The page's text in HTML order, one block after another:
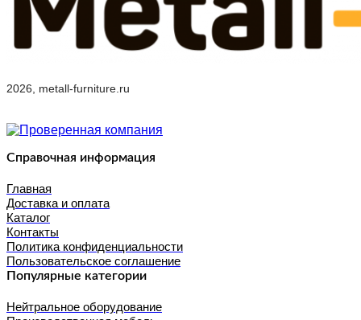
2026, metall-furniture.ru
Справочная информация
Главная
Доставка и оплата
Каталог
Контакты
Политика конфиденциальности
Пользовательское соглашение
Популярные категории
Нейтральное оборудование